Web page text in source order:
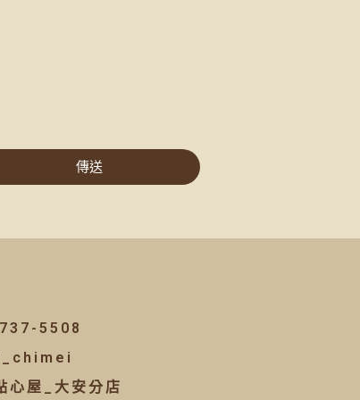
傳送
5508
心屋_大安分店